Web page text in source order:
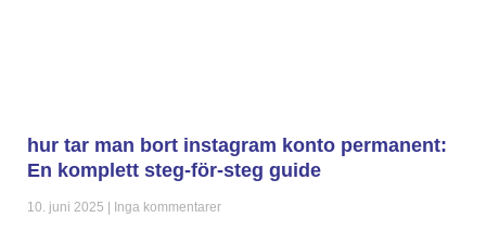
hur tar man bort instagram konto permanent:
En komplett steg-för-steg guide
10. juni 2025 Inga kommentarer